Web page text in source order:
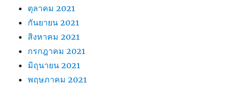
ตุลาคม 2021
กันยายน 2021
สิงหาคม 2021
กรกฎาคม 2021
มิถุนายน 2021
พฤษภาคม 2021